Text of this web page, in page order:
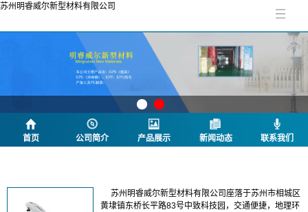
苏州明睿威尔新型材料有限公司
首页 公司简介 产品展示 新闻动态 联系我们
苏州明睿威尔新型材料有限公司座落于苏州市相城区
黄埭镇东桥长平路83号中致科技园，交通便捷，地理环